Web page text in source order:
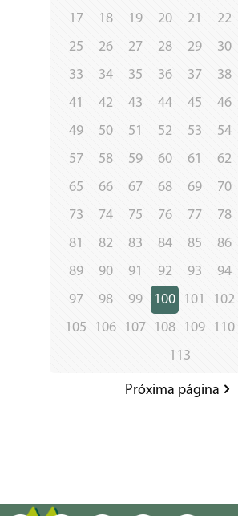
17
18 19 20 21 22
25
26 27 28 29 30
33
34 35 36 37 38
41
42 43 44 45 46
49
50 51 52 53 54
57
58 59 60 61 62
65
66 67 68 69 70
73
74 75 76 77 78
81
82 83 84 85 86
89
90 91 92 93 94
97
98 99 100 101 102
105
106 107 108 109 110
113
Próxima página